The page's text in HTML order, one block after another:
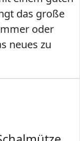
das große
oder
neues zu